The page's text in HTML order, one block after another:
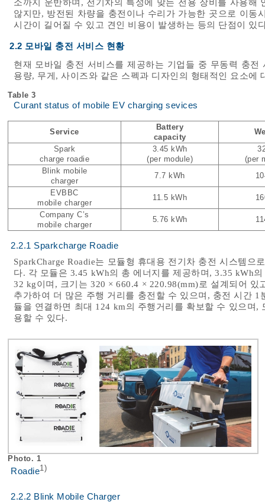
소까지 운반하며, 전기차의 특성에 맞는 전용 장비를 사용해
않지만, 방전된 차량을 충전이나 수리가 가능한 곳으로 이
시간이 길어질 수 있고 견인 비용이 발생하는 등의 단점이 있
2.2 모바일 충전 서비스 현황
현재 모바일 충전 서비스를 제공하는 기업들 중 무동력 충
용량, 무게, 사이즈와 같은 스펙과 디자인의 형태적인 요소에
Table 3
Curant status of mobile EV charging sevices
Service
Battery
capacity
Spark
charge roadie
3.45 kWh
(per module)
(per
Blink mobile
charger
7.7 kWh
EVBBC
mobile charger
11.5 kWh
Company C’s
mobile charger
5.76 kWh
2.2.1 Sparkcharge Roadie
SparkCharge Roadie는 모듈형 휴대용 전기차 충전 시스템
다. 각 모듈은 3.45 kWh의 총 에너지를 제공하며, 3.35 kWh
32 kg이며, 크기는 320 × 660.4 × 220.98(mm)로 설계되어
추가하여 더 많은 주행 거리를 충전할 수 있으며, 충전 시간
듈을 연결하면 최대 124 km의 주행거리를 확보할 수 있으며
용할 수 있다.
Photo. 1
Roadie1)
2.2.2 Blink Mobile Charger